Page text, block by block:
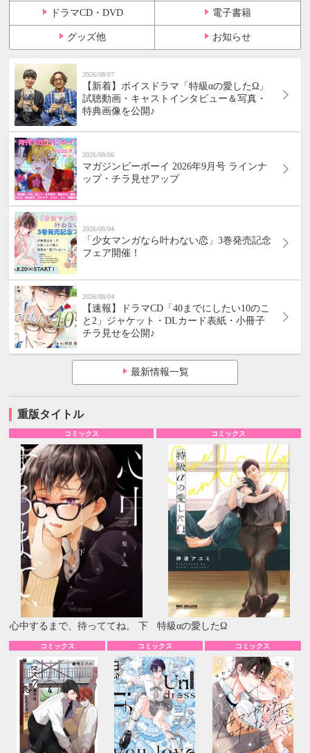
ドラマCD・DVD 電子書籍
グッズ他 お知らせ
2026/08/07
【新着】ボイスドラマ「特級αの愛したΩ」
試聴動画・キャストインタビュー＆写真・
特典画像を公開♪
2026/08/06
マガジンビーボーイ 2026年9月号 ラインナ
ップ・チラ見せアップ
2026/08/04
「少女マンガなら叶わない恋」3巻発売記念
フェア開催！
2026/08/04
【速報】ドラマCD「40までにしたい10のこ
と2」ジャケット・DLカード表紙・小冊子
チラ見せを公開♪
最新情報一覧
重版タイトル
コミックス
心中するまで、待っててね。 下
コミックス
特級αの愛したΩ
コミックス コミックス コミックス